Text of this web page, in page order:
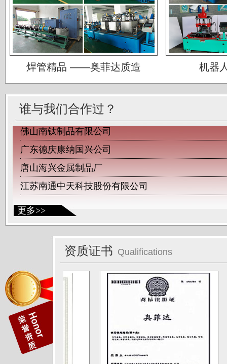
焊管精品 ——奥菲达质造 机器
更多>>
谁与我们合作过？
广东江门斯高不锈钢公司
广东双兴集团不锈钢公司
湖南娄底格伦新材有限公司
山西太原唯太新材有限公司
山西太原大泽不锈钢公司
深圳钛杰公司
佛山南钛制品有限公司
广东德庆康纳国兴公司
唐山海兴金属制品厂
江苏南通中天科技股份有限公司
上海凌士通不锈钢有限公司
江苏无锡应达公司
湖南湘投金天新材（湘投集团）
佛山运升不锈钢厂
宝菜不锈钢科技（昆山）有限公司
苏州圣珀不锈钢制品有限公司
上海华钢不锈钢有限公司
常熟鑫统联不锈钢公司
资质证书 Qualifications